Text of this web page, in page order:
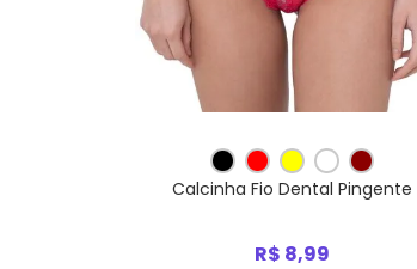
Calcinha Fio Dental Pingente
R$ 8,99